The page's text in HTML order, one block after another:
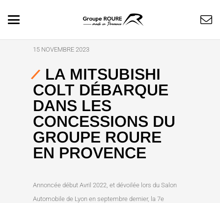
15 NOVEMBRE 2023
LA MITSUBISHI
COLT DÉBARQUE
DANS LES
CONCESSIONS DU
GROUPE ROURE
EN PROVENCE
Annoncée début Avril 2022, et dévoilée lors du Salon
Automobile de Lyon en septembre dernier, la 7e